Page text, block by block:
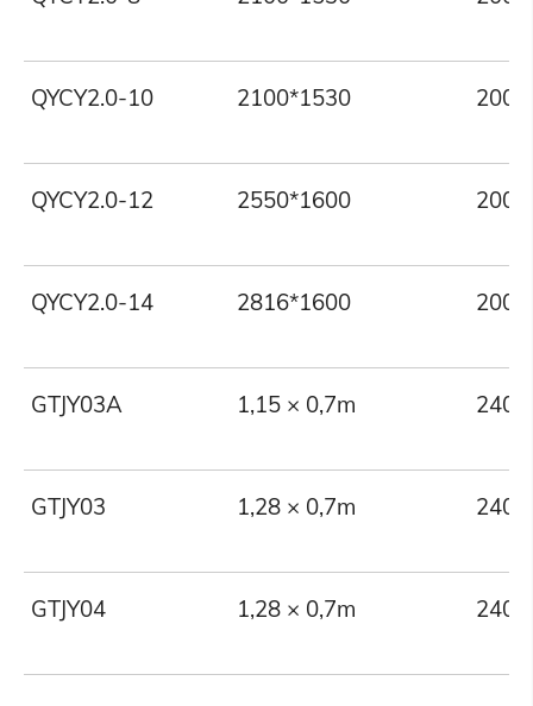
QYCY2.0-10 2100*1530 2000
QYCY2.0-12 2550*1600 2000
QYCY2.0-14 2816*1600 2000
GTJY03A 1,15 × 0,7m 240
GTJY03 1,28 × 0,7m 240
GTJY04 1,28 × 0,7m 240